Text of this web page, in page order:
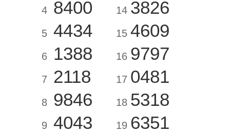
4 8400
5 4434
6 1388
7 2118
8 9846
9 4043
14 3826
15 4609
16 9797
17 0481
18 5318
19 6351